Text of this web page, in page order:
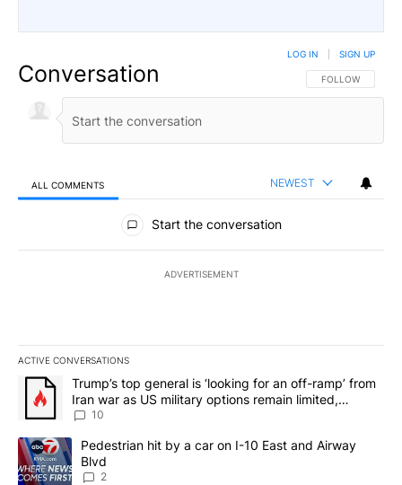
Conversation FOLLOW THIS
FOLLOW
LOG IN SIGN UP
ALL COMMENTS NEWEST
All Comments
Start the conversation
ADVERTISEMENT
ACTIVE CONVERSATIONS
The following is a list of the most commented articles in the last
A trending article titled "Trump’s top general is ‘looking for an
Trump’s top general is ‘looking for an off-ramp’ from
Iran war as US military options remain limited,
sources say
10
A trending article titled "Pedestrian hit by a car on I-10 East and
Pedestrian hit by a car on I-10 East and Airway
Blvd
2